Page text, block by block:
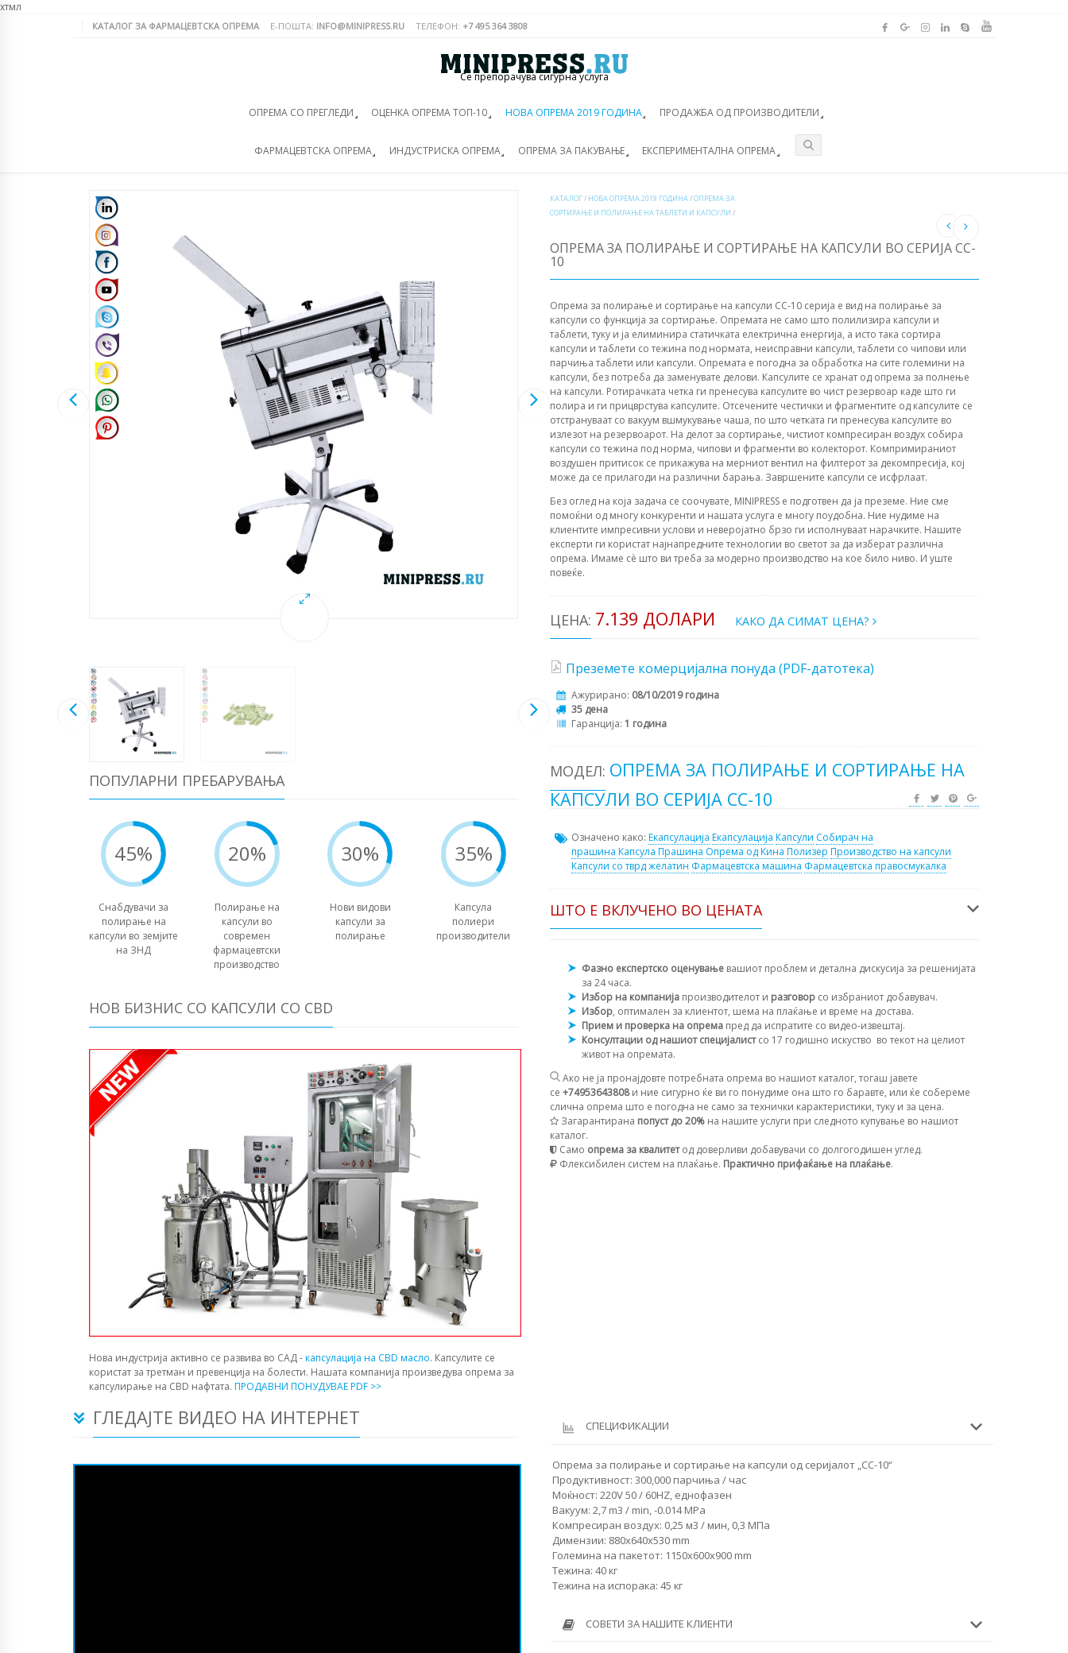
хтмл
КАТАЛОГ ЗА ФАРМАЦЕВТСКА ОПРЕМА Е-ПОШТА: INFO@MINIPRESS.RU ТЕЛЕФОН: +7 495 364 3808
Се препорачува сигурна услуга
ОПРЕМА СО ПРЕГЛЕДИ ОЦЕНКА ОПРЕМА ТОП-10 НОВА ОПРЕМА 2019 ГОДИНА ПРОДАЖБА ОД ПРОИЗВОДИТЕЛИ
ФАРМАЦЕВТСКА ОПРЕМА ИНДУСТРИСКА ОПРЕМА ОПРЕМА ЗА ПАКУВАЊЕ ЕКСПЕРИМЕНТАЛНА ОПРЕМА
ПОПУЛАРНИ ПРЕБАРУВАЊА
45%
Снабдувачи за
полирање на
капсули во земјите
на ЗНД
20%
Полирање на
капсули во
современ
фармацевтски
производство
30%
Нови видови
капсули за
полирање
35%
Капсула
полиери
производители
НОВ БИЗНИС СО КАПСУЛИ СО CBD
Нова индустрија активно се развива во САД -капсулација на CBD масло. Капсулите се
користат за третман и превенција на болести. Нашата компанија произведува опрема за
капсулирање на CBD нафтата. ПРОДАВНИ ПОНУДУВАЕ PDF >>
КАТАЛОГ/ НОВА ОПРЕМА 2019 ГОДИНА/ОПРЕМА ЗА
СОРТИРАЊЕ И ПОЛИРАЊЕ НА ТАБЛЕТИ И КАПСУЛИ /
ОПРЕМА ЗА ПОЛИРАЊЕ И СОРТИРАЊЕ НА КАПСУЛИ ВО СЕРИЈА CC-
10
Опрема за полирање и сортирање на капсули CC-10 серија е вид на полирање за
капсули со функција за сортирање. Опремата не само што полилизира капсули и
таблети, туку и ја елиминира статичката електрична енергија, а исто така сортира
капсули и таблети со тежина под нормата, неисправни капсули, таблети со чипови или
парчиња таблети или капсули. Опремата е погодна за обработка на сите големини на
капсули, без потреба да заменувате делови. Капсулите се хранат од опрема за полнење
на капсули. Ротирачката четка ги пренесува капсулите во чист резервоар каде што ги
полира и ги прицврстува капсулите. Отсечените честички и фрагментите од капсулите се
отстрануваат со вакуум вшмукување чаша, по што четката ги пренесува капсулите во
излезот на резервоарот. На делот за сортирање, чистиот компресиран воздух собира
капсули со тежина под норма, чипови и фрагменти во колекторот. Компримираниот
воздушен притисок се прикажува на мерниот вентил на филтерот за декомпресија, кој
може да се прилагоди на различни барања. Завршените капсули се исфрлаат.
Без оглед на која задача се соочувате, MINIPRESS е подготвен да ја преземе. Ние сме
помоќни од многу конкуренти и нашата услуга е многу поудобна. Ние нудиме на
клиентите импресивни услови и неверојатно брзо ги исполнуваат нарачките. Нашите
експерти ги користат најнапредните технологии во светот за да изберат различна
опрема. Имаме сè што ви треба за модерно производство на кое било ниво. И уште
повеќе.
ЦЕНА: 7.139 ДОЛАРИ КАКО ДА СИМАТ ЦЕНА?
Преземете комерцијална понуда (PDF-датотека)
Ажурирано: 08/10/2019 година
35 дена
Гаранција: 1 година
МОДЕЛ: ОПРЕМА ЗА ПОЛИРАЊЕ И СОРТИРАЊЕ НА
КАПСУЛИ ВО СЕРИЈА CC-10
Означено како: Екапсулација Екапсулација Капсули Собирач на
прашина Капсула Прашина Опрема од Кина Полизер Производство на капсули
Капсули со тврд желатин Фармацевтска машина Фармацевтска правосмукалка
ШТО Е ВКЛУЧЕНО ВО ЦЕНАТА
Фазно експертско оценување вашиот проблем и детална дискусија за решенијата
за 24 часа.
Избор на компанија производителот и разговор со избраниот добавувач.
Избор, оптимален за клиентот, шема на плаќање и време на достава.
Прием и проверка на опрема пред да испратите со видео-извештај.
Консултации од нашиот специјалистсо 17 годишно искуство во текот на целиот
живот на опремата.
Ако не ја пронајдовте потребната опрема во нашиот каталог, тогаш јавете
се +74953643808и ние сигурно ќе ви го понудиме она што го баравте, или ќе собереме
слична опрема што е погодна не само за технички карактеристики, туку и за цена.
Загарантирана попуст до 20% на нашите услуги при следното купување во нашиот
каталог.
Само опрема за квалитетод доверливи добавувачи со долгогодишен углед.
Флексибилен систем на плаќање. Практично прифаќање на плаќање.
ГЛЕДАЈТЕ ВИДЕО НА ИНТЕРНЕТ СПЕЦИФИКАЦИИ
Опрема за полирање и сортирање на капсули од серијалот „CC-10“
Продуктивност: 300,000 парчиња / час
Моќност: 220V 50 / 60HZ, еднофазен
Вакуум: 2,7 m3 / min, -0.014 MPa
Компресиран воздух: 0,25 м3 / мин, 0,3 МПа
Димензии: 880x640x530 mm
Големина на пакетот: 1150x600x900 mm
Тежина: 40 кг
Тежина на испорака: 45 кг
СОВЕТИ ЗА НАШИТЕ КЛИЕНТИ